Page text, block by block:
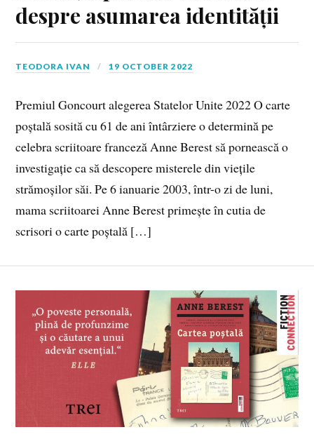
despre asumarea identității
TEODORA IVAN 19 OCTOBER 2022
Premiul Goncourt alegerea Statelor Unite 2022 O carte
poștală sosită cu 61 de ani întârziere o determină pe
celebra scriitoare franceză Anne Berest să pornească o
investigație ca să descopere misterele din viețile
strămoșilor săi. Pe 6 ianuarie 2003, într-o zi de luni,
mama scriitoarei Anne Berest primește în cutia de
scrisori o carte poștală […]